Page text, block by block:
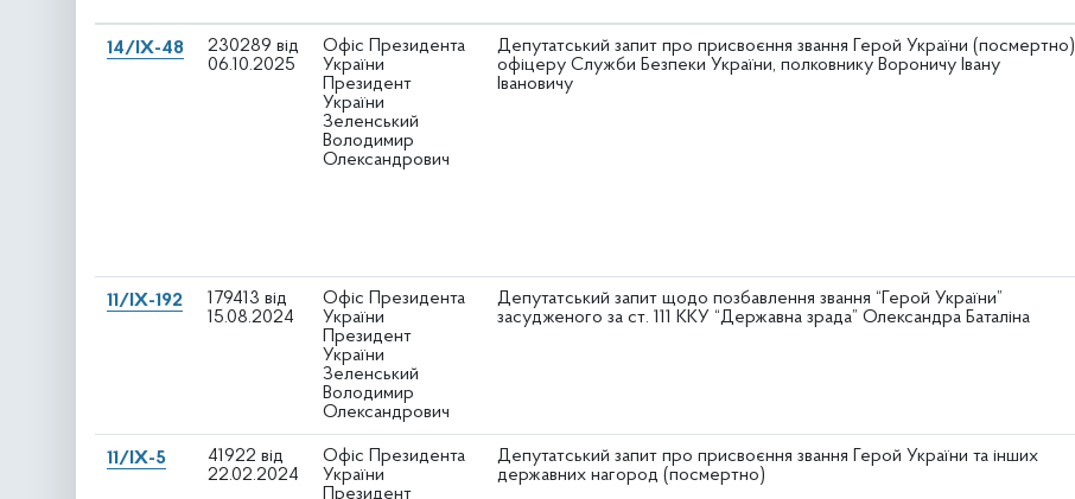
14/IX-48
230289 від
06.10.2025
Офіс Президента
України
Президент
України
Зеленський
Володимир
Олександрович
Депутатський запит про присвоєння звання Герой України (посмертно)
офіцеру Служби Безпеки України, полковнику Вороничу Івану
Івановичу
11/IX-192
179413 від
15.08.2024
Офіс Президента
України
Президент
України
Зеленський
Володимир
Олександрович
Депутатський запит щодо позбавлення звання “Герой України”
засудженого за ст. 111 ККУ “Державна зрада” Олександра Баталіна
11/IX-5
41922 від
22.02.2024
Офіс Президента
України
Президент
Депутатський запит про присвоєння звання Герой України та інших
державних нагород (посмертно)